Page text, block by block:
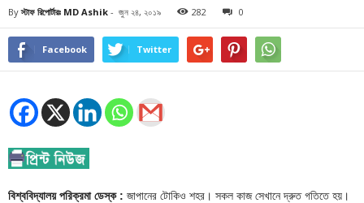
By স্টাফ রিপোর্টারঃ MD Ashik - জুন ২৪, ২০১৯ 282 0
Facebook Twitter
বিশ্ববিদ্যালয় পরিক্রমা ডেস্ক : জাপানের টোকিও শহর। সকল কাজ সেখানে দ্রুত গতিতে হয়।